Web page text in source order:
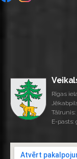
Rīgas
Tālrunis:
E-pasts: